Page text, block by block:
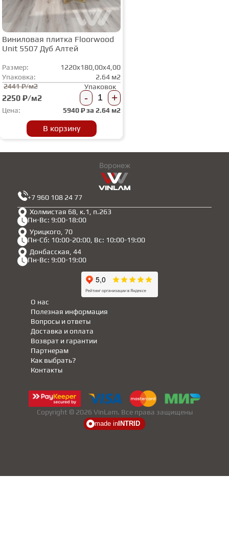
Виниловая плитка Floorwood
Unit 5507 Дуб Алтей
Размер:
1220x180,00x4,00
Упаковка:
2.64 м2
2441 ₽/м2
2250 ₽/м2
Упаковок
- +
Цена: 5940₽ за 2.64 м2
В корзину
Воронеж
Холмистая 68, к.1, п.263
Пн-Вс: 9:00-18:00
Урицкого, 70
Пн-Сб: 10:00-20:00, Вс: 10:00-19:00
Донбасская, 44
Пн-Вс: 9:00-19:00
+7 960 108 24 77
Полезная информация
Партнерам
Вопросы и ответы
Доставка и оплата
Возврат и гарантии
Как выбрать?
О нас
Контакты
Copyright © 2026 VinLam. Все права защищены
made in INTRID